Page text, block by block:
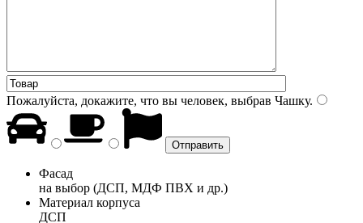
Пожалуйста, докажите, что вы человек, выбрав Чашку.
Фасад
на выбор (ДСП, МДФ ПВХ и др.)
Материал корпуса
ДСП